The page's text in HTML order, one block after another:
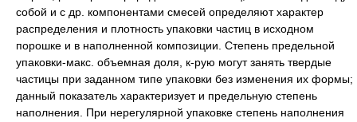
собой и с др. компонентами смесей определяют характер
распределения и плотность упаковки частиц в исходном
порошке и в наполненной композиции. Степень предельной
упаковки-макс. объемная доля, к-рую могут занять твердые
частицы при заданном типе упаковки без изменения их формы;
данный показатель характеризует и предельную степень
наполнения. При нерегулярной упаковке степень наполнения